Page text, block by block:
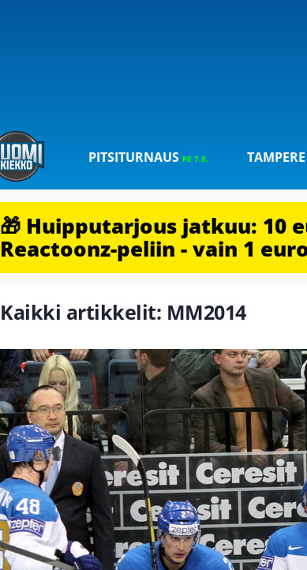
PITSITURNAUS PE 7.8.
🎁 Huipputarjous jatkuu: 10
Reactoonz-peliin - vain 1
Kaikki artikkelit: MM2014